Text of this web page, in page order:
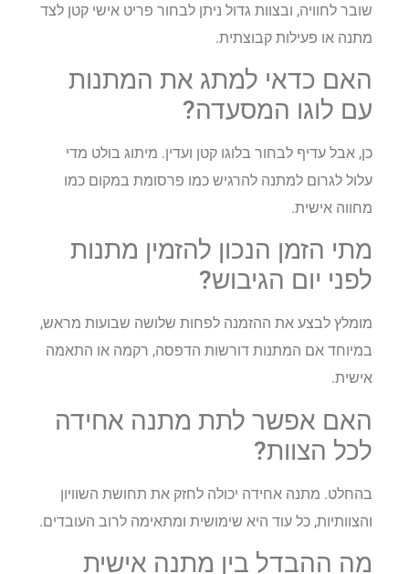
שובר לחוויה, ובצוות גדול ניתן לבחור פריט אישי קטן לצד
מתנה או פעילות קבוצתית.
האם כדאי למתג את המתנות
עם לוגו המסעדה?
כן, אבל עדיף לבחור בלוגו קטן ועדין. מיתוג בולט מדי
עלול לגרום למתנה להרגיש כמו פרסומת במקום כמו
מחווה אישית.
מתי הזמן הנכון להזמין מתנות
לפני יום הגיבוש?
מומלץ לבצע את ההזמנה לפחות שלושה שבועות מראש,
במיוחד אם המתנות דורשות הדפסה, רקמה או התאמה
אישית.
האם אפשר לתת מתנה אחידה
לכל הצוות?
בהחלט. מתנה אחידה יכולה לחזק את תחושת השוויון
והצוותיות, כל עוד היא שימושית ומתאימה לרוב העובדים.
מה ההבדל בין מתנה אישית